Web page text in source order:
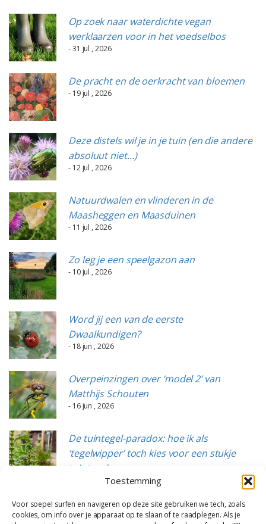
Toestemming
Voor soepel surfen en navigeren op deze site gebruiken we tech, zoals
cookies, om info over je apparaat op te slaan of te raadplegen. Als je
Op zoek naar waterdichte vegan
werklaarzen voor in het voedselbos
- 31 jul , 2026
De pracht en de oerkracht van bloemen
- 19 jul , 2026
Deze distels wil je in je tuin (en die andere
absoluut niet…)
- 12 jul , 2026
Natuurdwalen en vlinderen in de
Maasheggen en Maasduinen
- 11 jul , 2026
Zo leg je een speelgazon aan
- 10 jul , 2026
Word jij een van de eerste
Dwaalkundigen?
- 18 jun , 2026
Overpeinzingen over ‘model 2’ van
Matthijs Schouten
- 16 jun , 2026
De tuintegel-paradox: hoe ik als
‘tegelwipper’ toch kies voor een stukje
tuintegels
- 15 jun , 2026